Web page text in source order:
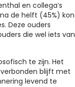
en collega’s
de helft (45%) kon
Deze ouders
die wel iets van
te zijn. Het
blijft met
levend te